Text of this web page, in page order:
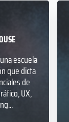
escuela
que dicta
de
UX,